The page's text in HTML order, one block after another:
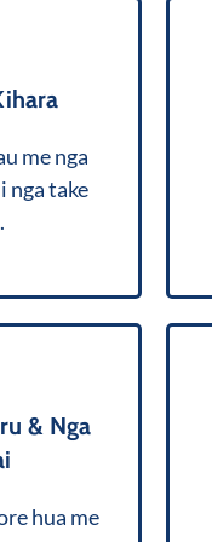
me nga
nga take
ki nga
kia rite
& Nga
hua me
me nga
kia
i nga